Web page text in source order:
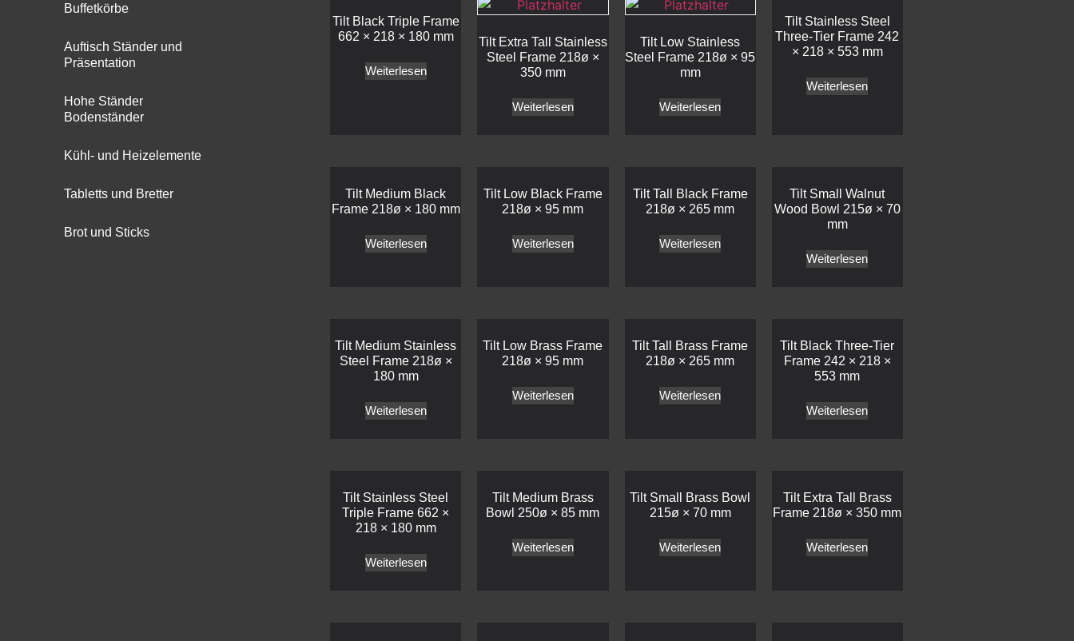
Buffetkörbe
Auftisch Ständer und
Präsentation
Hohe Ständer
Bodenständer
Kühl- und Heizelemente
Tabletts und Bretter
Brot und Sticks
Tilt Black Triple Frame
662 × 218 × 180 mm
Weiterlesen
Tilt Extra Tall Stainless
Steel Frame 218ø ×
350 mm
Weiterlesen
Tilt Low Stainless
Steel Frame 218ø × 95
mm
Weiterlesen
Tilt Stainless Steel
Three-Tier Frame 242
× 218 × 553 mm
Weiterlesen
Tilt Medium Black
Frame 218ø × 180 mm
Weiterlesen
Tilt Low Black Frame
218ø × 95 mm
Weiterlesen
Tilt Tall Black Frame
218ø × 265 mm
Weiterlesen
Tilt Small Walnut
Wood Bowl 215ø × 70
mm
Weiterlesen
Tilt Medium Stainless
Steel Frame 218ø ×
180 mm
Weiterlesen
Tilt Low Brass Frame
218ø × 95 mm
Weiterlesen
Tilt Tall Brass Frame
218ø × 265 mm
Weiterlesen
Tilt Black Three-Tier
Frame 242 × 218 ×
553 mm
Weiterlesen
Tilt Stainless Steel
Triple Frame 662 ×
218 × 180 mm
Weiterlesen
Tilt Medium Brass
Bowl 250ø × 85 mm
Weiterlesen
Tilt Small Brass Bowl
215ø × 70 mm
Weiterlesen
Tilt Extra Tall Brass
Frame 218ø × 350 mm
Weiterlesen